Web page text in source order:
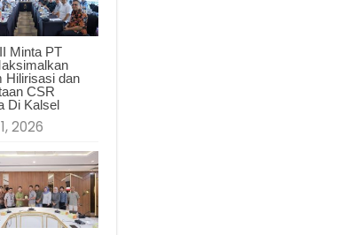
Minta PT
Hilirisasi dan
CSR
Di Kalsel
2026